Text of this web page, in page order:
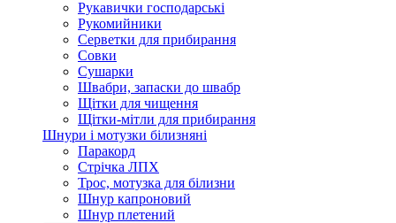
Рукавички господарські
Рукомийники
Серветки для прибирання
Совки
Сушарки
Швабри, запаски до швабр
Щітки для чищення
Щітки-мітли для прибирання
Шнури і мотузки білизняні
Паракорд
Стрічка ЛПХ
Трос, мотузка для білизни
Шнур капроновий
Шнур плетений